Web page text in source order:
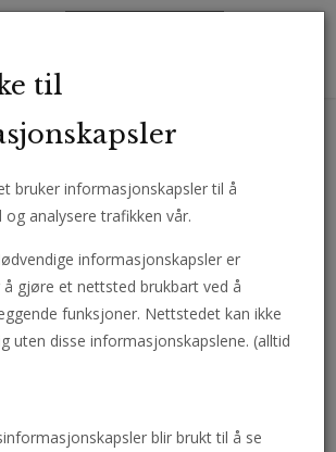
kommentarer og nyheter direkte på e-post.
ABONNER
dag er den
Sabbaten?
til
bruker informasjonskapsler til å
og analysere trafikken vår.
informasjonskapsler er
gjøre et nettsted brukbart ved å
funksjoner. Nettstedet kan ikke
uten disse informasjonskapslene. (alltid
blir brukt til å se